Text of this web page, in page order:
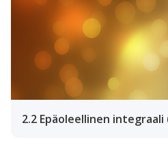
2.2 Epäoleellinen